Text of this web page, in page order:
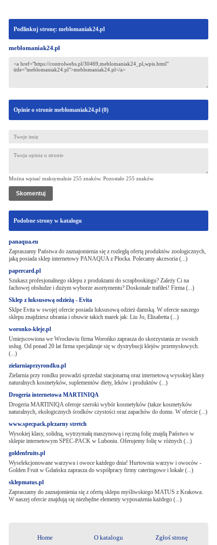
Podlinkuj stronę: meblomaniak24.pl
meblomaniak24.pl
Opinie o stronie meblomaniak24.pl (0)
Można wpisać maksymalnie 255 znaków. Pozostało 255 znaków.
Podobne strony w katalogu
panaqua.eu
Zapraszamy Państwa do zaznajomienia się z rozległą ofertą produktów zoologicznych,
jaką posiada sklep internetowy PANAQUA z Płocka. Polecamy akcesoria (...)
papercard.pl
Szukasz profesjonalnego sklepu z produktami do scrapbookingu? Zależy Ci na
fachowej obsłudze i dużym wyborze asortymentu? Doskonale trafiłeś! Firma (...)
Sklep z luksusową odzieżą - Evita
Sklpe Evita w swojej ofercie posiada luksusową odzież damską. W ofercie naszego
sklepu znajdziesz ubrania i obuwie takich marek jak: Liu Jo, Elisabetta (...)
woronko-kleje.pl
Umiejscowiona we Wrocławiu firma Worońko zaprasza do skorzystania ze swoich
usług. Od ponad 20 lat firma specjalizuje się w dystrybucji klejów przemysłowych.
(...)
zielarniaprzyrondku.pl
Zielarnia przy rondku prowadzi sprzedaż stacjonarną oraz internetową wysokiej klasy
naturalnych kosmetyków, suplementów diety, leków i produktów (...)
Drogeria internetowa MARTINIQA
Drogeria MARTINIQA oferuje szeroki wybór kosmetyków (takze kosmetyków
naturalnych, ekologicznych środków czystości oraz zapachów do domu. W ofercie (...)
www.specpack.plczarny stretch
Wysokiej klasy, solidną, wytrzymałą maszynową i ręczną folię znajdą Państwo w
sklepie internetowym SPEC-PACK w Luboniu. Oferujemy folię w różnych (...)
goldenfruits.pl
Wyselekcjonowane warzywa i owoce każdego dnia! Hurtownia warzyw i owoców -
Golden Fruit w Gdańsku zaprasza do współpracy firmy cateringowe i lokale (...)
sklepmatus.pl
Zapraszamy do zaznajomienia się z ofertą sklepu myśliwskiego MATUS z Krakowa.
W naszej ofercie znajdują się niezbędne elementy wyposażenia każdego (...)
Home O katalogu Zgłoś stronę